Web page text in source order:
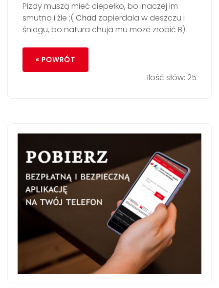
Pizdy muszą mieć ciepełko, bo inaczej im
smutno i źle ;( Chad zapierdala w deszczu i
śniegu, bo natura chuja mu może zrobić B)
« POWRÓT
Ilość słów: 25